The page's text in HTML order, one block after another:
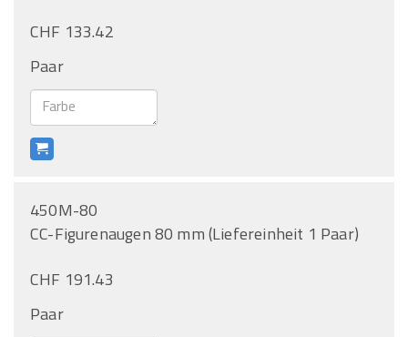
CHF 133.42
Paar
450M-80
CC-Figurenaugen 80 mm (Liefereinheit 1 Paar)
CHF 191.43
Paar